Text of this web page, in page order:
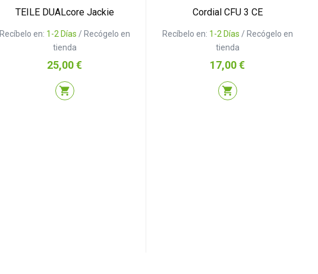
TEILE DUALcore Jackie
Recíbelo en: 1-2 Días / Recógelo en
tienda
Precio
25,00 €
shopping_cart
Cordial CFU 3 CE
Recíbelo en: 1-2 Días / Recógelo en
tienda
Precio
17,00 €
shopping_cart